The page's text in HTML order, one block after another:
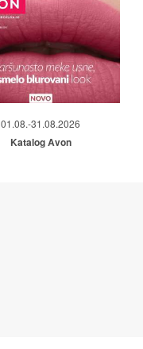
01.08.-31.08.2026
Katalog Avon